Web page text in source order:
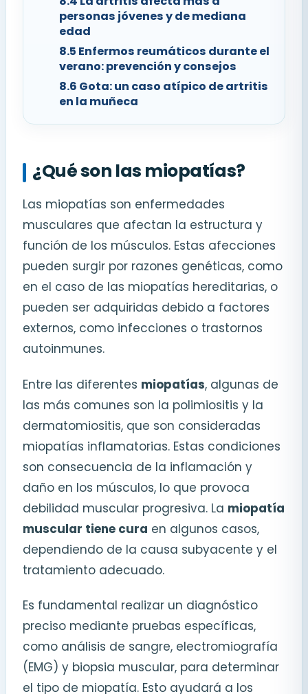
personas jóvenes y de mediana
edad
8.5 Enfermos reumáticos durante el
verano: prevención y consejos
8.6 Gota: un caso atípico de artritis
en la muñeca
¿Qué son las miopatías?
Las miopatías son enfermedades
musculares que afectan la estructura y
función de los músculos. Estas afecciones
pueden surgir por razones genéticas, como
en el caso de las miopatías hereditarias, o
pueden ser adquiridas debido a factores
externos, como infecciones o trastornos
autoinmunes.
Entre las diferentes miopatías, algunas de
las más comunes son la polimiositis y la
dermatomiositis, que son consideradas
miopatías inflamatorias. Estas condiciones
son consecuencia de la inflamación y
daño en los músculos, lo que provoca
debilidad muscular progresiva. La miopatía
muscular tiene cura en algunos casos,
dependiendo de la causa subyacente y el
tratamiento adecuado.
Es fundamental realizar un diagnóstico
preciso mediante pruebas específicas,
como análisis de sangre, electromiografía
(EMG) y biopsia muscular, para determinar
el tipo de miopatía. Esto ayudará a los